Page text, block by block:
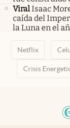
ViralIsaac
caída del
la Luna en el
Netflix
Crisis